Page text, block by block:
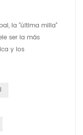
la "última milla"
ser la más
y los
sortear los
que